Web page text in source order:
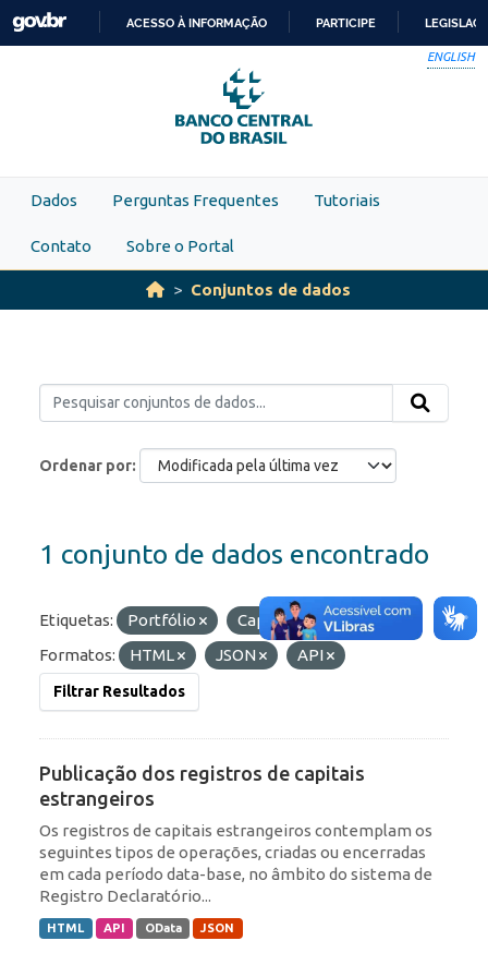
Skip to main content
PARA
O
CONTEÚDO
ACESSO À INFORMAÇÃO PARTICIPE
ENGLISH
Dados Perguntas Frequentes Tutoriais
Contato Sobre o Portal
Conjuntos de dados
Ordenar por
1 conjunto de dados encontrado
Etiquetas: Portfólio
Capitais Estrangeiros
Formatos:
HTML JSON API
Filtrar Resultados
Publicação dos registros de capitais
estrangeiros
Os registros de capitais estrangeiros contemplam os
seguintes tipos de operações, criadas ou encerradas
em cada período data-base, no âmbito do sistema de
Registro Declaratório...
HTML API OData JSON